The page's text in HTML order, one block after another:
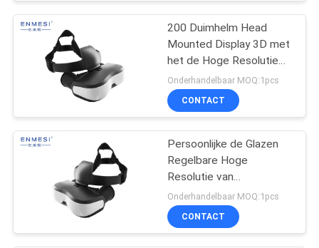
Micro-
Vertoningsmodule
Mobiele Theater
Videoglazen
10
200 Duimhelm Head
Mounted Display 3D met
het de Hoge Resolutie
Grote Scherm van HDMI
Onderhandelbaar MOQ:1pcs
CONTACT
Persoonlijke de Glazen
Regelbare Hoge
Resolutie van
Theaterhead mounted
display
Onderhandelbaar MOQ:1pcs
CONTACT